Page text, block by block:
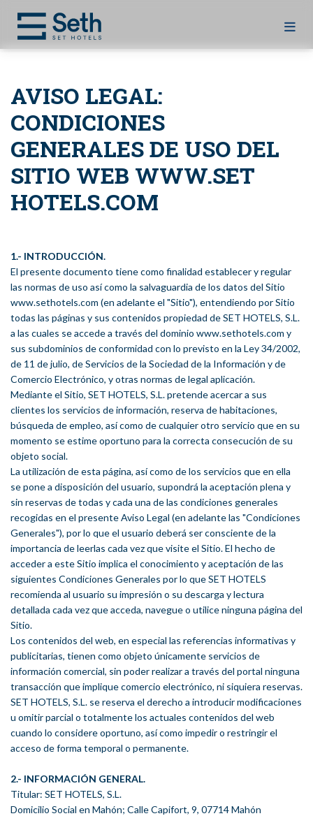
AVISO LEGAL:
CONDICIONES
GENERALES DE USO DEL
SITIO WEB WWW.SET
HOTELS.COM
1.- INTRODUCCIÓN.
El presente documento tiene como finalidad establecer y regular
las normas de uso así como la salvaguardia de los datos del Sitio
www.sethotels.com (en adelante el "Sitio"), entendiendo por Sitio
todas las páginas y sus contenidos propiedad de SET HOTELS, S.L.
a las cuales se accede a través del dominio www.sethotels.com y
sus subdominios de conformidad con lo previsto en la Ley 34/2002,
de 11 de julio, de Servicios de la Sociedad de la Información y de
Comercio Electrónico, y otras normas de legal aplicación.
Mediante el Sitio, SET HOTELS, S.L. pretende acercar a sus
clientes los servicios de información, reserva de habitaciones,
búsqueda de empleo, así como de cualquier otro servicio que en su
momento se estime oportuno para la correcta consecución de su
objeto social.
La utilización de esta página, así como de los servicios que en ella
se pone a disposición del usuario, supondrá la aceptación plena y
sin reservas de todas y cada una de las condiciones generales
recogidas en el presente Aviso Legal (en adelante las "Condiciones
Generales"), por lo que el usuario deberá ser consciente de la
importancia de leerlas cada vez que visite el Sitio. El hecho de
acceder a este Sitio implica el conocimiento y aceptación de las
siguientes Condiciones Generales por lo que SET HOTELS
recomienda al usuario su impresión o su descarga y lectura
detallada cada vez que acceda, navegue o utilice ninguna página del
Sitio.
Los contenidos del web, en especial las referencias informativas y
publicitarias, tienen como objeto únicamente servicios de
información comercial, sin poder realizar a través del portal ninguna
transacción que implique comercio electrónico, ni siquiera reservas.
SET HOTELS, S.L. se reserva el derecho a introducir modificaciones
u omitir parcial o totalmente los actuales contenidos del web
cuando lo considere oportuno, así como impedir o restringir el
acceso de forma temporal o permanente.
2.- INFORMACIÓN GENERAL.
Titular: SET HOTELS, S.L.
Domicilio Social en Mahón; Calle Capifort, 9, 07714 Mahón